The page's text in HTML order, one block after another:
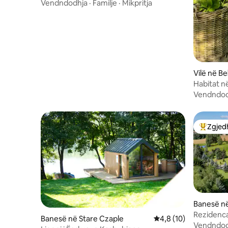
Vendndodhja · Familje · Mikpritja
Vilë në
Habitat
Banesë në Stare Czaple Vlerësimi mesatar
4,8 (10)
Më të
Banesë